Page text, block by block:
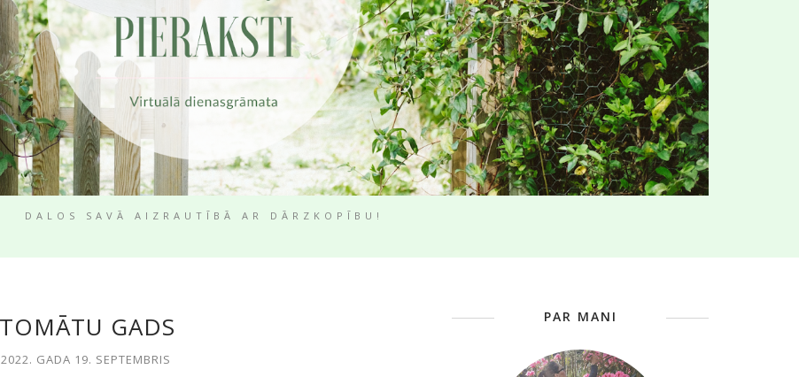
DALOS SAVĀ AIZRAUTĪBĀ AR DĀRZKOPĪBU!
GADS
GADA 19. SEPTEMBRIS
PAR MANI